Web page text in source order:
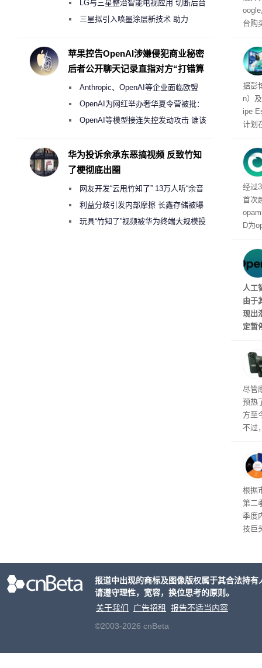
台购
平
据彭
n）
ipe
计划
盖
品类
经过
首次
D为
模
人工
由于
现出
定暂
与
法
的
内的
为“
尽管
预热
方至
不过
根据
第二
季度
技巨
月销售额不达标门店 将被逐步清退
LG与三星整治智能电视应用 切断后台
偷偷共享带宽的违规行为
三星拟引入喷墨涂层新技术 助力
度
苹果控告OpenAI涉嫌侵犯商业秘密
后者公开聊天记录直指对方“打错算
Anthropic、OpenAI等企业面临欧盟
《人工智能法案》全新执法权限审查
OpenAI为网红举办奢华夏令营被批：
2000美元一晚 遭讽“反乌托邦”
OpenAI等模型接连失控发动攻击 谁该
华为投诉余承东恶搞视频 反致竹知
了梗彻底出圈
网友开发“云甩竹知了” 13万人听“余音
绕梁”利益分歧引发内部摩擦 长鑫存储被曝
曾将华为驻场工程师驱逐出研发基地
玩具“竹知了”视频被华为终端大规模投
报道中出现的商标及图像版权属于其合法持
请遵守理性，宽容，换位思考的原则。
关于我们
广告招租
报告不适当内容
©2003-2026 cnBeta